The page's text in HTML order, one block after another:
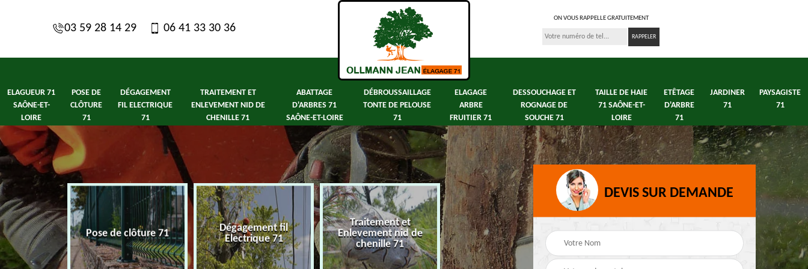
03 59 28 14 29 06 41 33 30 36
ON VOUS RAPPELLE GRATUITEMENT
ELAGUEUR 71
SAÔNE-ET-
LOIRE
POSE DE
CLÔTURE
71
DÉGAGEMENT
FIL ELECTRIQUE
71
TRAITEMENT ET
ENLEVEMENT NID DE
CHENILLE 71
ABATTAGE
D'ARBRES 71
SAÔNE-ET-LOIRE
DÉBROUSSAILLAGE
TONTE DE PELOUSE
71
ELAGAGE
ARBRE
FRUITIER 71
DESSOUCHAGE ET
ROGNAGE DE
SOUCHE 71
TAILLE DE HAIE
71 SAÔNE-ET-
LOIRE
ETÊTAGE
D'ARBRE
71
JARDINER
71
PAYSAGISTE
71
Saône-et-
Pose de clôture 71
Dégagement fil
Electrique 71
Traitement et
Enlevement nid de
chenille 71
Abattage d'arbres 71
Saône-et-Loire
Elagage arbre fruitier
71
DEVIS SUR DEMANDE